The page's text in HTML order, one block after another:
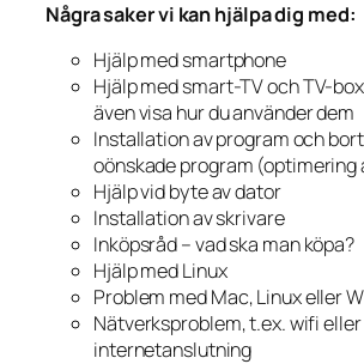
Några saker vi kan hjälpa dig med:
Hjälp med smartphone
Hjälp med smart-TV och TV-
även visa hur du använder dem
Installation av program och
oönskade program (optimering
Hjälp vid byte av dator
Installation av skrivare
Inköpsråd – vad ska man köpa?
Hjälp med Linux
Problem med Mac, Linux eller
Nätverksproblem, t.ex. wifi eller
internetanslutning